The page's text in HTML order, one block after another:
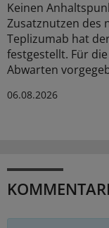
Keinen
Zusatznutzen des
Teplizumab hat
festgestellt. Für
Abwarten
06.08.2026